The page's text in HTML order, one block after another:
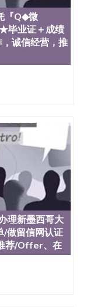
Jose State
Jose State
Jose State
Jose State
Jose State
San Jose
Jose State
State
State
State
Jose
San Jose
San Jose
San Jose
Jose
Jose State
State
State
State
Jose State
Jose State
Jose State
『Q◆微
毕业证＋成绩
诚信经营，推
理新墨西哥大
做留信网认证
荐/Offer、在